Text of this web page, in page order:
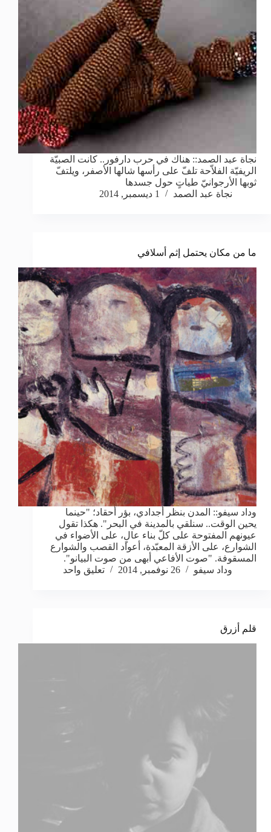
نجاة عبد الصمد:: هناك في حرب دارفور.. كانت الصبيّة
الريفيّة الفلاّحة تلفّ على رأسها شالها الأصفر، ويلتفّ
ثوبها الأرجوانيّ طياتٍ حول جسدها
نجاة عبد الصمد
1 ديسمبر, 2014
ما من مكان يحتمل إثم أسلافي
وداد سيفو:: المدن بنظر أجدادي، بؤر أحقاد؛ "حينما
يحين الوقت.. سنلقي بالمدينة في البحر". هكذا تقول
عيونهم المفتوحة على كلّ بناء عالٍ، على الأضواء في
الشوارع، على الأزقة المعبّدة، أعواد القصب والشوارع
المسقوفة. "صوت الأفاعي أبهى من صوت البيانو".
وداد سيفو
26 نوفمبر, 2014 تعليق واحد
قلم أزرق